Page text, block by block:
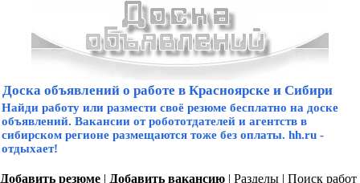
Доска объявлений о работе в Красноярске и Сибири
Найди работу или размести своё резюме бесплатно на доске
объявлений. Вакансии от робототдателей и агентств в
сибирском регионе размещаются тоже без оплаты. hh.ru -
отдыхает!
Добавить резюме | Добавить вакансию | Разделы | Поиск работ